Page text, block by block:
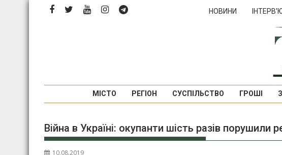
Перейти
НОВИНИ
МІСТО РЕГІОН СУСПІЛЬСТВО ГРОШІ
Війна в Україні: окупанти шість разів
10.08.2019